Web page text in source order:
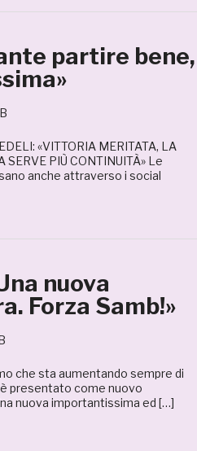
partire bene,
«VITTORIA MERITATA, LA
SERVE PIÙ CONTINUITÀ» Le
anche attraverso i social
nuova
Forza Samb!»
che sta aumentando sempre di
è presentato come nuovo
nuova importantissima ed […]